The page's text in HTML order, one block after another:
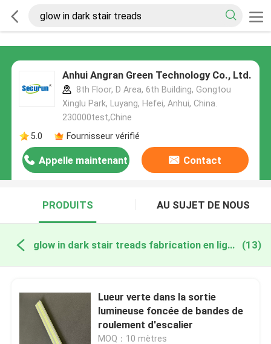
Anhui Angran Green Technology Co., Ltd.
8th Floor, D Area, 6th Building, Gongtou
Xinglu Park, Luyang, Hefei, Anhui, China.
230000test,Chine
5.0
Fournisseur vérifié
Appelle maintenant Contact
PRODUITS AU SUJET DE NOUS
glow in dark stair treads fabrication en ligne (13)
Lueur verte dans la sortie
lumineuse foncée de bandes de
roulement d'escalier
MOQ：10 mètres